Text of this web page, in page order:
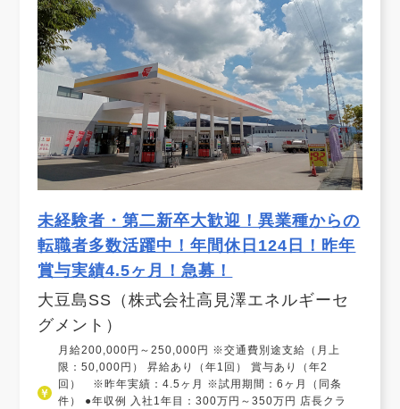
未経験者・第二新卒大歓迎！異業種からの
転職者多数活躍中！年間休日124日！昨年
賞与実績4.5ヶ月！急募！
大豆島SS（株式会社高見澤エネルギーセ
グメント）
月給200,000円～250,000円 ※交通費別途支給（月上
限：50,000円） 昇給あり（年1回） 賞与あり（年2
回） ※昨年実績：4.5ヶ月 ※試用期間：6ヶ月（同条
件） ●年収例 入社1年目：300万円～350万円 店長クラ